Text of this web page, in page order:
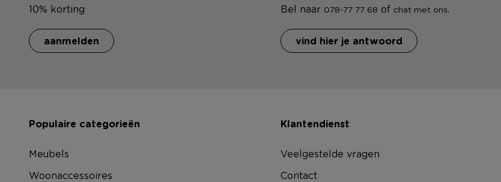
10% korting
aanmelden
Bel naar 078-77 77 68 of chat met ons.
vind hier je antwoord
Populaire categorieën
Meubels
Woonaccessoires
Klantendienst
Veelgestelde vragen
Contact